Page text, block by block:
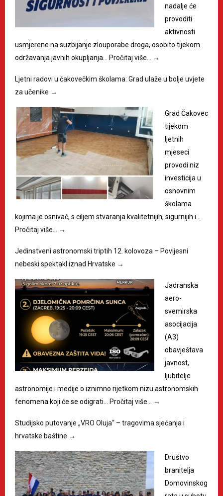
nadalje će
provoditi
aktivnosti
usmjerene na suzbijanje zlouporabe droga, osobito tijekom
održavanja javnih okupljanja…
Pročitaj više… →
Ljetni radovi u čakovečkim školama: Grad ulaže u bolje uvjete
za učenike →
Grad Čakovec
tijekom
ljetnih
mjeseci
provodi niz
investicija u
osnovnim
školama
kojima je osnivač, s ciljem stvaranja kvalitetnijih, sigurnijih i…
Pročitaj više…
→
Jedinstveni astronomski triptih 12. kolovoza – Povijesni
nebeski spektakl iznad Hrvatske →
Jadranska
aero-
svemirska
asocijacija
(A3)
obavještava
javnost,
ljubitelje
astronomije i medije o iznimno rijetkom nizu astronomskih
fenomena koji će se odigrati…
Pročitaj više… →
Studijsko putovanje „VRO Oluja“ – tragovima sjećanja i
hrvatske baštine →
Društvo
branitelja
Domovinskog